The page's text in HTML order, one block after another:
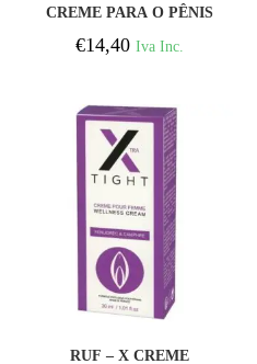
CREME PARA O PÊNIS
75 ML
€14,40 Iva Inc.
RUF – X CREME